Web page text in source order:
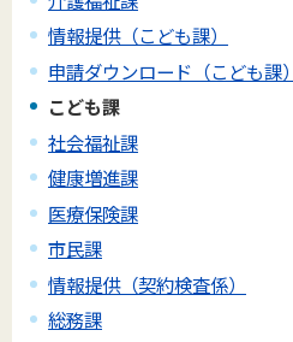
情報提供（こども課）
申請ダウンロード（こども課）
こども課
社会福祉課
健康増進課
医療保険課
市民課
情報提供（契約検査係）
総務課